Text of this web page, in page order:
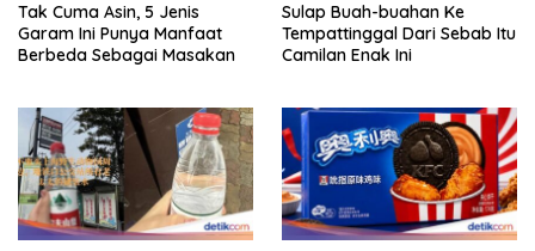
Tak Cuma Asin, 5 Jenis
Garam Ini Punya Manfaat
Berbeda Sebagai Masakan
Sulap Buah-buahan Ke
Tempattinggal Dari Sebab Itu
Camilan Enak Ini